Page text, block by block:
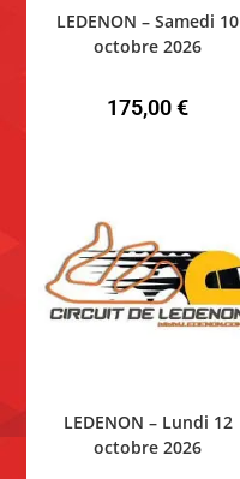
LEDENON – Samedi 10
octobre 2026
175,00€
LEDENON – Lundi 12
octobre 2026